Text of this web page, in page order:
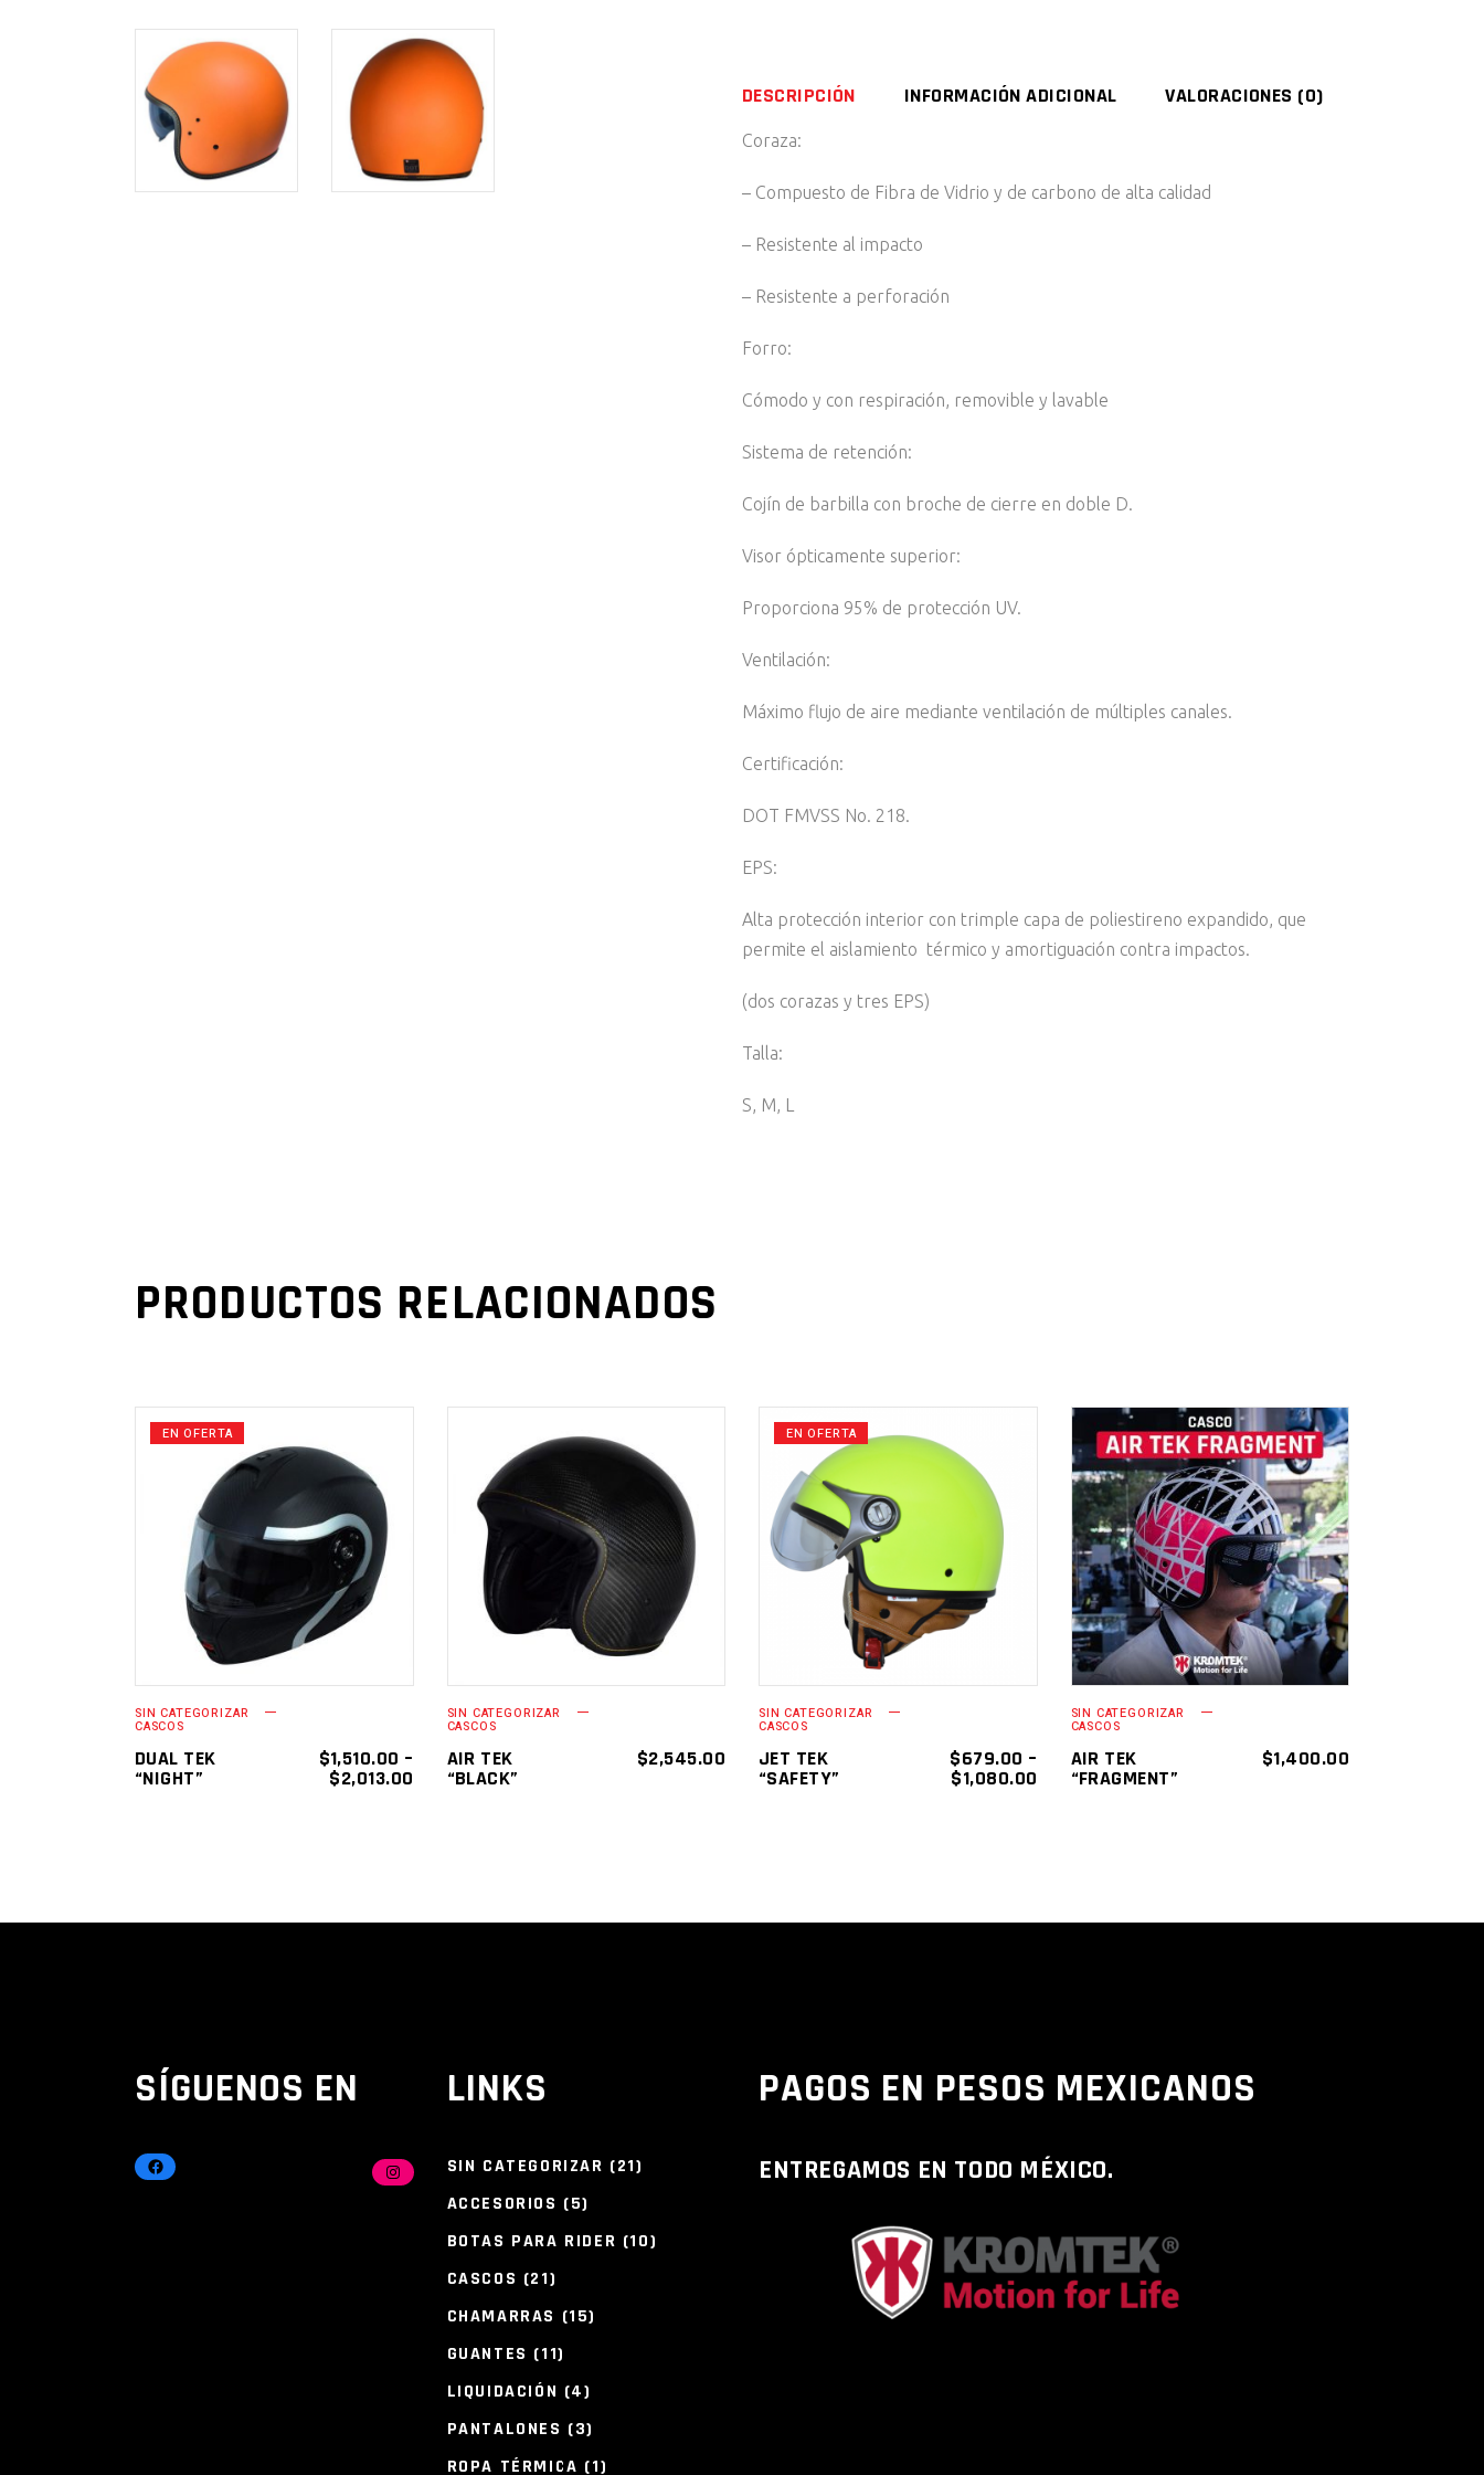
DESCRIPCIÓN INFORMACIÓN ADICIONAL VALORACIONES (0)
Coraza:
– Compuesto de Fibra de Vidrio y de carbono de alta calidad
– Resistente al impacto
– Resistente a perforación
Forro:
Cómodo y con respiración, removible y lavable
Sistema de retención:
Cojín de barbilla con broche de cierre en doble D.
Visor ópticamente superior:
Proporciona 95% de protección UV.
Ventilación:
Máximo flujo de aire mediante ventilación de múltiples canales.
Certificación:
DOT FMVSS No. 218.
EPS:
Alta protección interior con trimple capa de poliestireno expandido, que
permite el aislamiento térmico y amortiguación contra impactos.
(dos corazas y tres EPS)
Talla:
S, M, L
PRODUCTOS RELACIONADOS
SELECCIONAR
SIN CATEGORIZAR
CASCOS
DUAL TEK
“NIGHT”
$1,510.00 –
$2,013.00
SELECCIONAR
OPCIONES
SIN CATEGORIZAR
CASCOS
AIR TEK
“BLACK”
$2,545.00
SELECCIONAR
OPCIONES
SIN CATEGORIZAR
CASCOS
JET TEK
“SAFETY”
$679.00 –
$1,080.00
SELECCIONAR
OPCIONES
SIN CATEGORIZAR
CASCOS
AIR TEK
“FRAGMENT”
$1,400.00
SÍGUENOS EN
FACEBOOK INSTAGRAM
LINKS
SIN CATEGORIZAR 2121
ACCESORIOS 55
BOTAS PARA RIDER 1010
CASCOS 2121
CHAMARRAS 1515
GUANTES 1111
LIQUIDACIÓN 44
PANTALONES 33
ROPA TÉRMICA 11
PAGOS EN PESOS MEXICANOS
ENTREGAMOS EN TODO MÉXICO.